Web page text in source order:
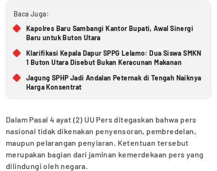
Baca Juga:
Kapolres Baru Sambangi Kantor Bupati, Awal Sinergi
Baru untuk Buton Utara
Klarifikasi Kepala Dapur SPPG Lelamo: Dua Siswa SMKN
1 Buton Utara Disebut Bukan Keracunan Makanan
Jagung SPHP Jadi Andalan Peternak di Tengah Naiknya
Harga Konsentrat
Dalam Pasal 4 ayat (2) UU Pers ditegaskan bahwa pers
nasional tidak dikenakan penyensoran, pembredelan,
maupun pelarangan penyiaran. Ketentuan tersebut
merupakan bagian dari jaminan kemerdekaan pers yang
dilindungi oleh negara.